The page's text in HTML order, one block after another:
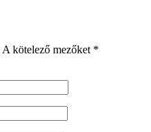
A kötelező mezőket *